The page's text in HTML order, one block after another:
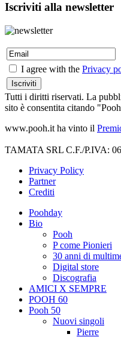
Iscriviti alla newsletter
I agree with the Privacy
Tutti i diritti riservati. La
sito è consentita citando
www.pooh.it ha vinto il
TAMATA SRL C.F./P.IVA:
Privacy Policy
Partner
Crediti
Poohday
Bio
Pooh
P come Pionieri
30 anni di
Digital store
Discografia
AMICI X SEMPRE
POOH 60
Pooh 50
Nuovi singoli
Pierre